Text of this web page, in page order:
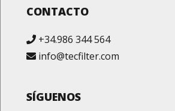
CONTACTO
+34.986 344 564
info@tecfilter.com
SÍGUENOS